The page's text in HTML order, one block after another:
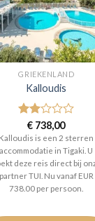
GRIEKENLAND
Kalloudis
Gewaardeerd
2uit
5
€ 738,00
is een 2 sterren
accommodatie in Tigaki. U
deze reis direct bij
TUI. Nu vanaf EUR
738.00 per persoon.